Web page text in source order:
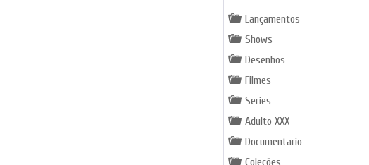
Lançamentos
Shows
Desenhos
Filmes
Series
Adulto XXX
Documentario
Coleções